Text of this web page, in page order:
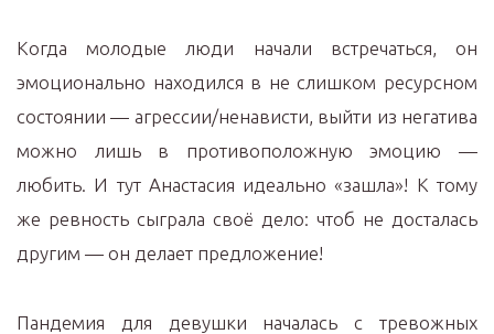
Когда молодые люди начали встречаться, он
эмоционально находился в не слишком ресурсном
состоянии — агрессии/ненависти, выйти из негатива
можно лишь в противоположную эмоцию —
любить. И тут Анастасия идеально «зашла»! К тому
же ревность сыграла своё дело: чтоб не досталась
другим — он делает предложение!
Пандемия для девушки началась с тревожных